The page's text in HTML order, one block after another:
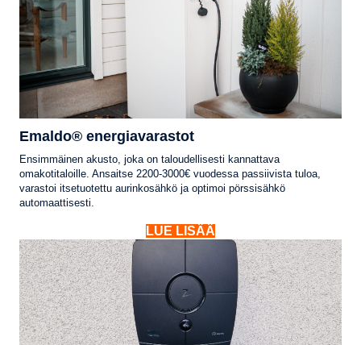
Emaldo® energiavarastot
Ensimmäinen akusto, joka on taloudellisesti kannattava
omakotitaloille. Ansaitse 2200-3000€ vuodessa passiivista tuloa,
varastoi itsetuotettu aurinkosähkö ja optimoi pörssisähkö
automaattisesti.
LUE LISÄÄ